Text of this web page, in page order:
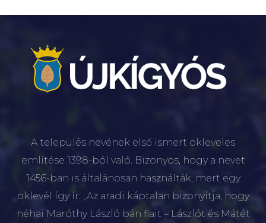
A település nevének első ismert okleveles
említése 1398-ból való. Bizonyos, hogy a nevet
1456-ban is általánosan használták, mert egy
oklevél így ír: „Az aradi káptalan bizonyítja, hogy
néhai Maróthy László bán fiait – Lászlót és Mátét